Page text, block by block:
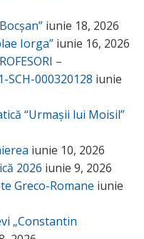
iunie 18, 2026
Iorga” iunie 16, 2026
–
SCH-000320128 iunie
“Urmașii lui Moisil”
iunie 10, 2026
2026 iunie 9, 2026
Greco-Romane iunie
„Constantin